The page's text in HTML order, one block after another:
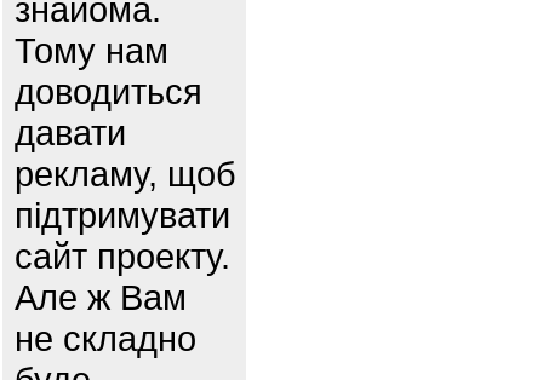
знайома.
Тому нам
доводиться
давати
рекламу, щоб
підтримувати
сайт проекту.
Але ж Вам
не складно